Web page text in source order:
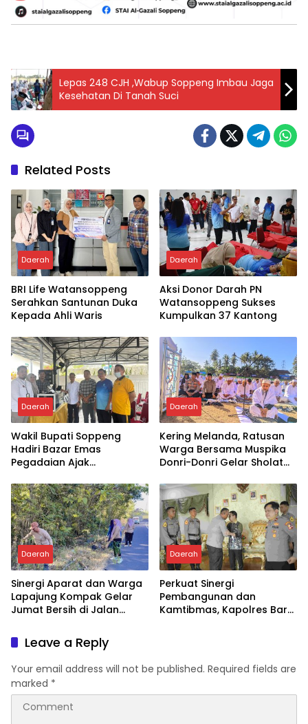
Lepas 248 CJH ,Wabup Soppeng Imbau Jaga
Kesehatan Di Tanah Suci
Related Posts
Daerah
BRI Life Watansoppeng
Serahkan Santunan Duka
Kepada Ahli Waris
Daerah
Aksi Donor Darah PN
Watansoppeng Sukses
Kumpulkan 37 Kantong
Daerah
Wakil Bupati Soppeng
Hadiri Bazar Emas
Pegadaian Ajak
Daerah
Kering Melanda, Ratusan
Warga Bersama Muspika
Donri-Donri Gelar Sholat
Daerah
Sinergi Aparat dan Warga
Lapajung Kompak Gelar
Jumat Bersih di Jalan
Daerah
Perkuat Sinergi
Pembangunan dan
Kamtibmas, Kapolres Baru
Leave a Reply
Your email address will not be published. Required fields are
marked *